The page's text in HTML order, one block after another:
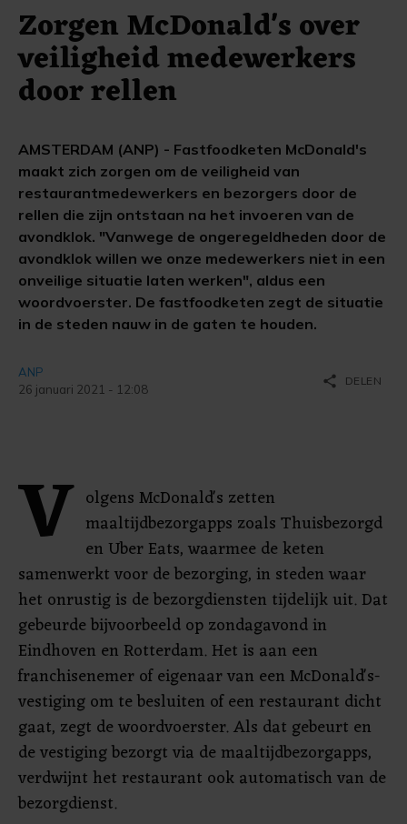
Zorgen McDonald's over
veiligheid medewerkers
door rellen
AMSTERDAM (ANP) - Fastfoodketen McDonald's
maakt zich zorgen om de veiligheid van
restaurantmedewerkers en bezorgers door de
rellen die zijn ontstaan na het invoeren van de
avondklok. "Vanwege de ongeregeldheden door de
avondklok willen we onze medewerkers niet in een
onveilige situatie laten werken", aldus een
woordvoerster. De fastfoodketen zegt de situatie
in de steden nauw in de gaten te houden.
ANP
26 januari 2021 - 12:08
share DELEN
V olgens McDonald's zetten
maaltijdbezorgapps zoals Thuisbezorgd
en Uber Eats, waarmee de keten
samenwerkt voor de bezorging, in steden waar
het onrustig is de bezorgdiensten tijdelijk uit. Dat
gebeurde bijvoorbeeld op zondagavond in
Eindhoven en Rotterdam. Het is aan een
franchisenemer of eigenaar van een McDonald's-
vestiging om te besluiten of een restaurant dicht
gaat, zegt de woordvoerster. Als dat gebeurt en
de vestiging bezorgt via de maaltijdbezorgapps,
verdwijnt het restaurant ook automatisch van de
bezorgdienst.